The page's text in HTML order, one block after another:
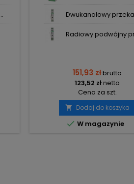
Dwukanałowy
Radiowy podwójny
151,93 złbrutto
123,52 złnetto
Cena za szt.
 Dodaj do koszyka
 W magazynie